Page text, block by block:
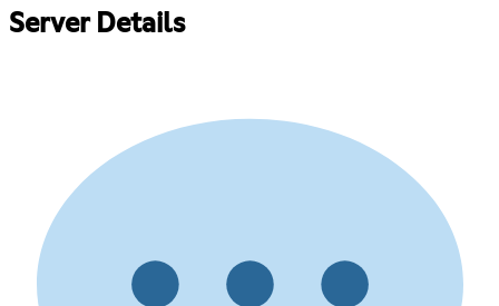
Server Details